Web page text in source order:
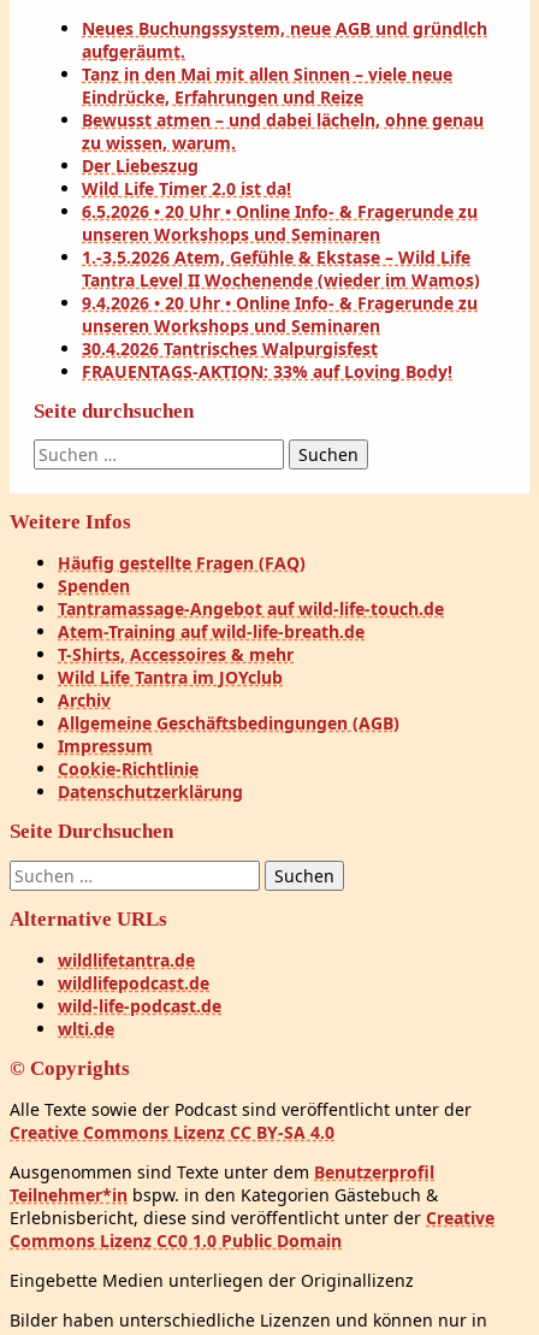
Neues Buchungssystem, neue AGB und gründlch
aufgeräumt.
Tanz in den Mai mit allen Sinnen – viele neue
Eindrücke, Erfahrungen und Reize
Bewusst atmen – und dabei lächeln, ohne genau
zu wissen, warum.
Der Liebeszug
Wild Life Timer 2.0 ist da!
6.5.2026 • 20 Uhr • Online Info- & Fragerunde zu
unseren Workshops und Seminaren
1.-3.5.2026 Atem, Gefühle & Ekstase – Wild Life
Tantra Level II Wochenende (wieder im Wamos)
9.4.2026 • 20 Uhr • Online Info- & Fragerunde zu
unseren Workshops und Seminaren
30.4.2026 Tantrisches Walpurgisfest
FRAUENTAGS-AKTION: 33% auf Loving Body!
Seite durchsuchen
Suchen
nach:
Weitere Infos
Häufig gestellte Fragen (FAQ)
Spenden
Tantramassage-Angebot auf wild-life-touch.de
Atem-Training auf wild-life-breath.de
T-Shirts, Accessoires & mehr
Wild Life Tantra im JOYclub
Archiv
Allgemeine Geschäftsbedingungen (AGB)
Impressum
Cookie-Richtlinie
Datenschutzerklärung
Seite Durchsuchen
Suchen
nach:
Alternative URLs
wildlifetantra.de
wildlifepodcast.de
wild-life-podcast.de
wlti.de
© Copyrights
Alle Texte sowie der Podcast sind veröffentlicht unter der
Creative Commons Lizenz CC BY-SA 4.0
Ausgenommen sind Texte unter dem Benutzerprofil
Teilnehmer*in bspw. in den Kategorien Gästebuch &
Erlebnisbericht, diese sind veröffentlicht unter der Creative
Commons Lizenz CC0 1.0 Public Domain
Eingebette Medien unterliegen der Originallizenz
Bilder haben unterschiedliche Lizenzen und können nur in